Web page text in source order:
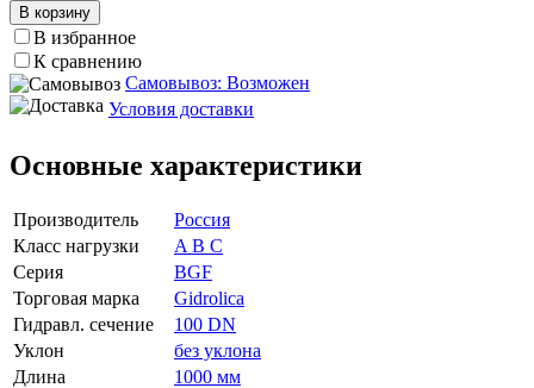
В корзину
В избранное
К сравнению
Самовывоз: Возможен
Условия доставки
Основные характеристики
Производитель
Россия
Класс нагрузки
A B C
Серия
BGF
Торговая марка
Gidrolica
Гидравл. сечение
100 DN
Уклон
без уклона
Длина
1000 мм